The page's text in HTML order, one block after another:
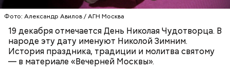
Фото: Александр Авилов / АГН Москва
19 декабря отмечается День Николая Чудотворца. В
народе эту дату именуют Николой Зимним.
История праздника, традиции и молитва святому
— в материале «Вечерней Москвы».
листья шпината, салата, зеленый лук, зелень
петрушки, помидоры, нарезанные небольшими
дольками, и все тушить 10-15 минут. Полученный
соус заправить солью, сахаром, раствором
лимонной кислоты или уксусом, залить им
обжаренные баклажаны и тушить в жарочном